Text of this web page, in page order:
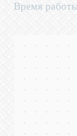
Время